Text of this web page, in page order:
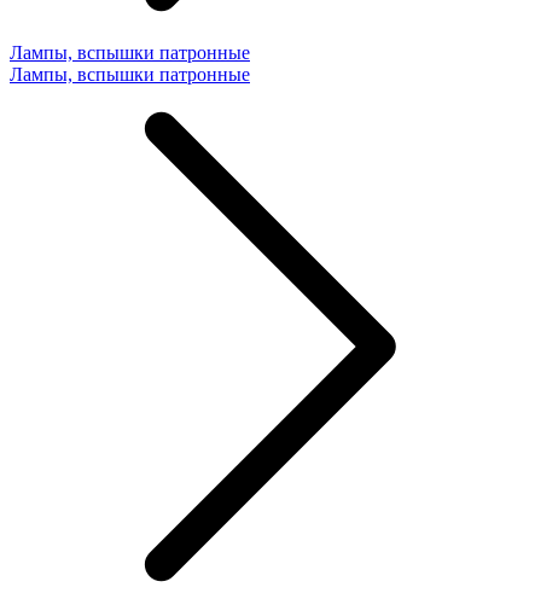
Лампы, вспышки патронные
Лампы, вспышки патронные